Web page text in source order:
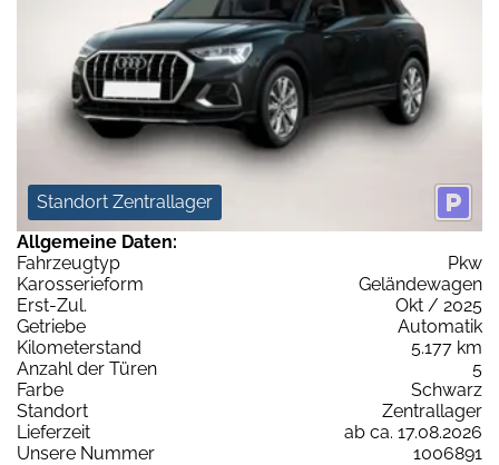
Standort Zentrallager
Allgemeine Daten:
Fahrzeugtyp
Pkw
Karosserieform
Geländewagen
Erst-Zul.
Okt / 2025
Getriebe
Automatik
Kilometerstand
5.177 km
Anzahl der Türen
5
Farbe
Schwarz
Standort
Zentrallager
Lieferzeit
ab ca. 17.08.2026
Unsere Nummer
1006891